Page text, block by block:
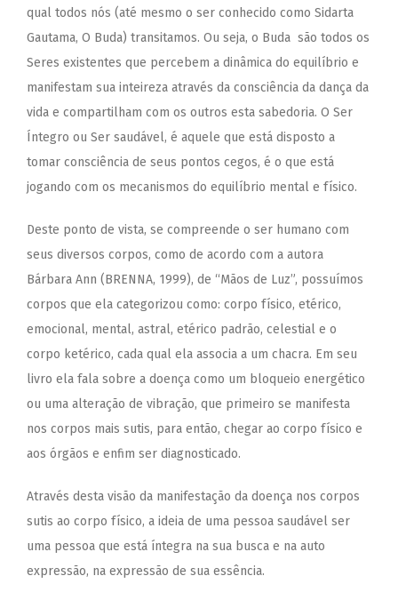
qual todos nós (até mesmo o ser conhecido como Sidarta
Gautama, O Buda) transitamos. Ou seja, o Buda são todos os
Seres existentes que percebem a dinâmica do equilíbrio e
manifestam sua inteireza através da consciência da dança da
vida e compartilham com os outros esta sabedoria. O Ser
Íntegro ou Ser saudável, é aquele que está disposto a
tomar consciência de seus pontos cegos, é o que está
jogando com os mecanismos do equilíbrio mental e físico.
Deste ponto de vista, se compreende o ser humano com
seus diversos corpos, como de acordo com a autora
Bárbara Ann (BRENNA, 1999), de “Mãos de Luz”, possuímos
corpos que ela categorizou como: corpo físico, etérico,
emocional, mental, astral, etérico padrão, celestial e o
corpo ketérico, cada qual ela associa a um chacra. Em seu
livro ela fala sobre a doença como um bloqueio energético
ou uma alteração de vibração, que primeiro se manifesta
nos corpos mais sutis, para então, chegar ao corpo físico e
aos órgãos e enfim ser diagnosticado.
Através desta visão da manifestação da doença nos corpos
sutis ao corpo físico, a ideia de uma pessoa saudável ser
uma pessoa que está íntegra na sua busca e na auto
expressão, na expressão de sua essência.